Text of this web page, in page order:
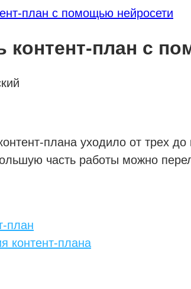
план с помощью нейросети
контент-план с
плана уходило от трех
часть работы можно
план
контент-плана